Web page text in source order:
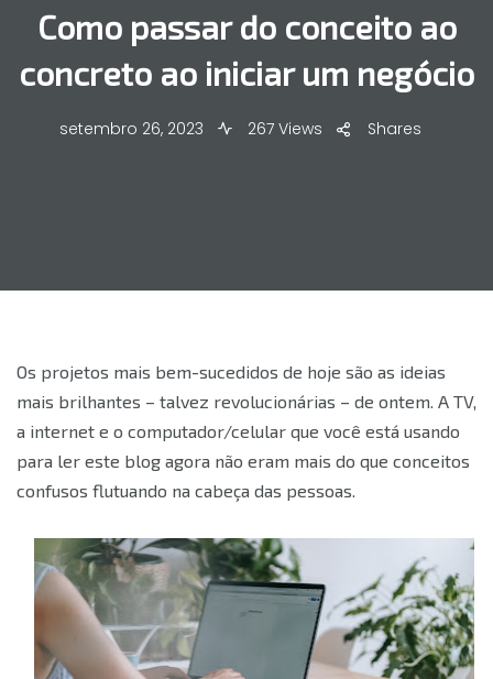
Como passar do conceito ao
concreto ao iniciar um negócio
setembro 26, 2023 267 Views Shares
Os projetos mais bem-sucedidos de hoje são as ideias
mais brilhantes – talvez revolucionárias – de ontem. A TV,
a internet e o computador/celular que você está usando
para ler este blog agora não eram mais do que conceitos
confusos flutuando na cabeça das pessoas.